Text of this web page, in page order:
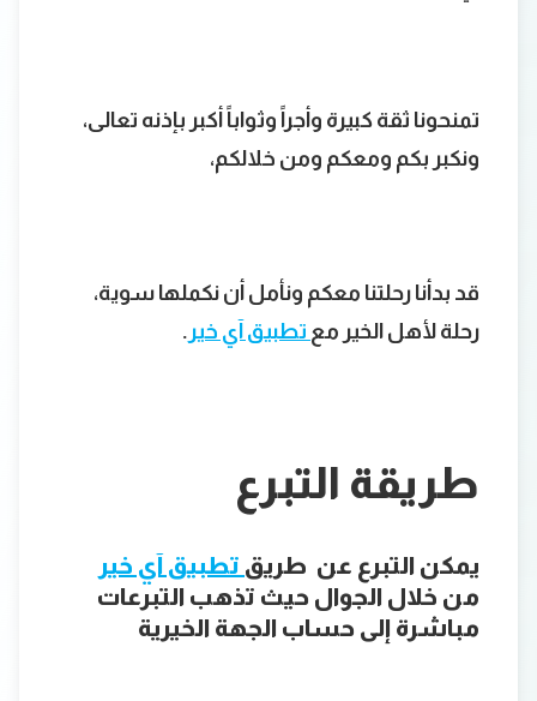
تمنحونا ثقة كبيرة وأجراً وثواباً أكبر بإذنه تعالى،
ونكبر بكم ومعكم ومن خلالكم،
قد بدأنا رحلتنا معكم ونأمل أن نكملها سوية،
رحلة لأهل الخير مع تطبيق آي خير .
طريقة التبرع
يمكن التبرع عن طريق تطبيق آي خير
من خلال الجوال حيث تذهب التبرعات
مباشرة إلى حساب الجهة الخيرية